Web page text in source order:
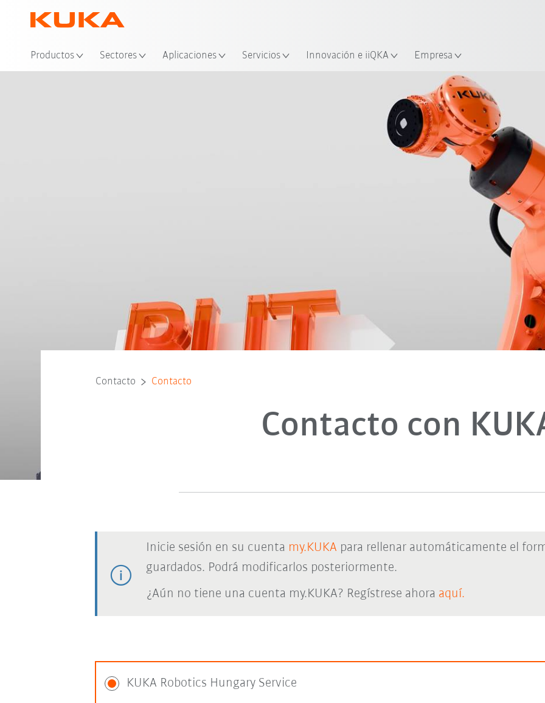
Productos Sectores Aplicaciones Servicios Innovación e iiQKA Empresa
Contacto Contacto
Contacto con
Inicie sesión en su cuenta my.KUKA para rellenar automáticamente el
guardados. Podrá modificarlos posteriormente.
¿Aún no tiene una cuenta my.KUKA? Regístrese ahora aquí.
KUKA Robotics Hungary Service